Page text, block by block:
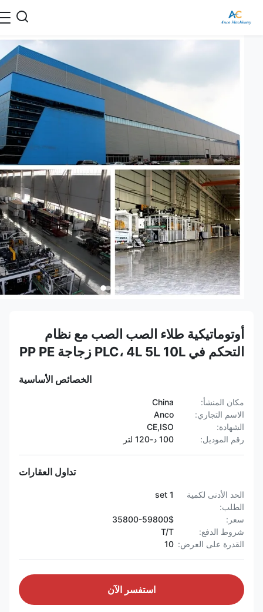
أوتوماتيكية طلاء الصب الصب مع نظام
التحكم في PLC، 4L 5L 10L زجاجة PP PE
الخصائص الأساسية
مكان المنشأ:
China
الاسم التجاري:
Anco
الشهادة:
CE,ISO
رقم الموديل:
تداول العقارات
الحد الأدنى لكمية
الطلب:
1 set
35800-59800$
شروط الدفع:
القدرة على العرض:
10
استفسر الآن